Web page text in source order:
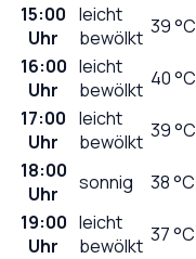
15:00
Uhr
leicht
bewölkt 39°C
16:00
Uhr
leicht
bewölkt 40°C
17:00
Uhr
leicht
bewölkt 39°C
18:00
Uhr
sonnig 38°C
19:00
Uhr
leicht
bewölkt 37°C